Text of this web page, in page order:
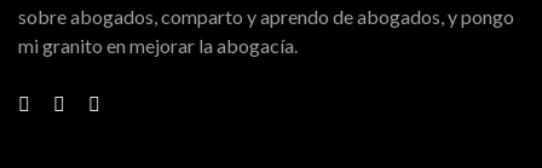
sobre abogados, comparto y aprendo de abogados, y pongo
mi granito en mejorar la abogacía.